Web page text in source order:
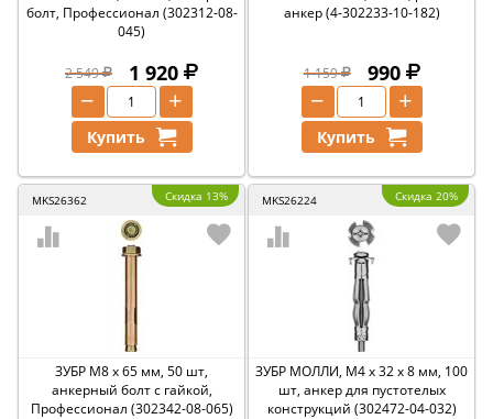
болт, Профессионал (302312-08-
045)
2 549 1 920
+
−
Купить
анкер (4-302233-10-182)
1 159 990
+
−
Купить
MKS26362 Скидка 13%
ЗУБР М8 х 65 мм, 50 шт,
анкерный болт с гайкой,
Профессионал (302342-08-065)
MKS26224 Скидка 20%
ЗУБР МОЛЛИ, М4 х 32 х 8 мм, 100
шт, анкер для пустотелых
конструкций (302472-04-032)